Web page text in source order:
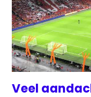
Veel